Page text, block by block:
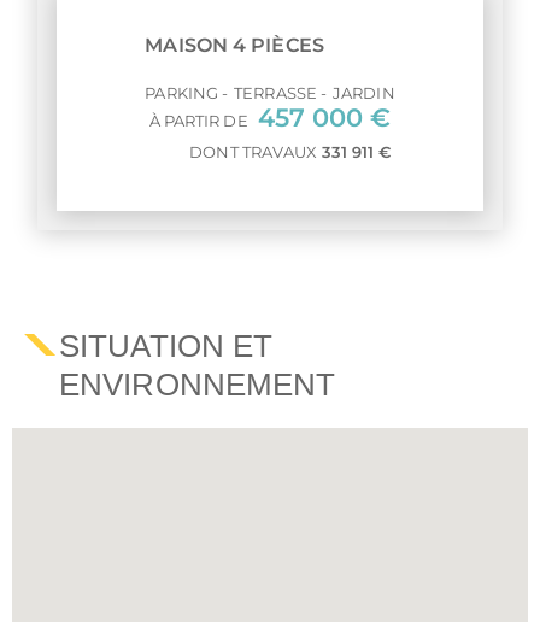
MAISON 4 PIÈCES
PARKING TERRASSE
JARDIN
À PARTIR DE 457 000 €
DONT TRAVAUX 331 911 €
SITUATION ET
ENVIRONNEMENT